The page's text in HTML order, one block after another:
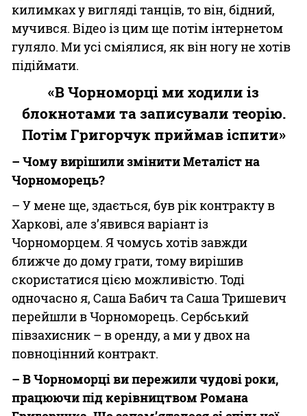
килимках у вигляді танців, то він, бідний,
мучився. Відео із цим ще потім інтернетом
гуляло. Ми усі сміялися, як він ногу не хотів
підіймати.
«В Чорноморці ми ходили із
блокнотами та записували теорію.
Потім Григорчук приймав іспити»
– Чому вирішили змінити Металіст на
Чорноморець?
– У мене ще, здається, був рік контракту в
Харкові, але з’явився варіант із
Чорноморцем. Я чомусь хотів завжди
ближче до дому грати, тому вирішив
скористатися цією можливістю. Тоді
одночасно я, Саша Бабич та Саша Тришевич
перейшли в Чорноморець. Сербський
півзахисник – в оренду, а ми у двох на
повноцінний контракт.
– В Чорноморці ви пережили чудові роки,
працюючи під керівництвом Романа